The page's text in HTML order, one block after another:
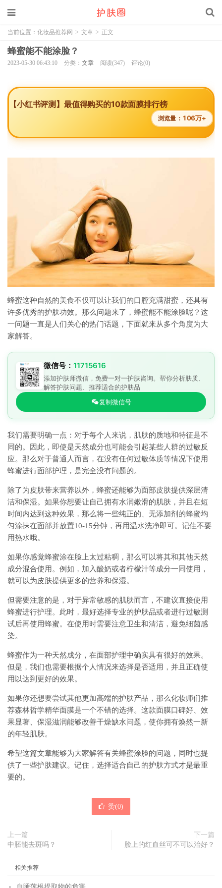
当前位置： 化妆品推荐网 > 文章 > 正文
蜂蜜能不能涂脸？
2023-05-30 06:43:10 分类： 文章 阅读(347) 评论(0)
【小红书评测】最值得购买的10款面膜排行榜
浏览量： 106万+
蜂蜜这种自然的美食不仅可以让我们的口腔充满甜蜜，还具有
许多优秀的护肤功效。那么问题来了，蜂蜜能不能涂脸呢？这
一问题一直是人们关心的热门话题，下面就来从多个角度为大
家解答。
微信号： 11715616
添加护肤师微信，免费一对一护肤咨询。帮你分析肤质、
解答护肤问题、推荐适合的护肤品
复制微信号
我们需要明确一点：对于每个人来说，肌肤的质地和特征是不
同的。因此，即使是天然成分也可能会引起某些人群的过敏反
应。那么对于普通人而言，在没有任何过敏体质等情况下使用
蜂蜜进行面部护理，是完全没有问题的。
除了为皮肤带来营养以外，蜂蜜还能够为面部皮肤提供深层清
洁和保湿。如果你想要让自己拥有水润嫩滑的肌肤，并且在短
时间内达到这种效果，那么将一些纯正的、无添加剂的蜂蜜均
匀涂抹在面部并放置10-15分钟，再用温水洗净即可。记住不要
用热水哦。
如果你感觉蜂蜜涂在脸上太过粘稠，那么可以将其和其他天然
成分混合使用。例如，加入酸奶或者柠檬汁等成分一同使用，
就可以为皮肤提供更多的营养和保湿。
但需要注意的是，对于异常敏感的肌肤而言，不建议直接使用
蜂蜜进行护理。此时，最好选择专业的护肤品或者进行过敏测
试后再使用蜂蜜。在使用时需要注意卫生和清洁，避免细菌感
染。
蜂蜜作为一种天然成分，在面部护理中确实具有很好的效果。
但是，我们也需要根据个人情况来选择是否适用，并且正确使
用以达到更好的效果。
如果你还想要尝试其他更加高端的护肤产品，那么化妆师们推
荐森林哲学精华面膜是一个不错的选择。这款面膜口碑好、效
果显著、保湿滋润能够改善干燥缺水问题，使你拥有焕然一新
的年轻肌肤。
希望这篇文章能够为大家解答有关蜂蜜涂脸的问题，同时也提
供了一些护肤建议。记住，选择适合自己的护肤方式才是最重
要的。
赞(0)
上一篇
中胚能去斑吗？
下一篇
脸上的红血丝可不可以治好？
相关推荐